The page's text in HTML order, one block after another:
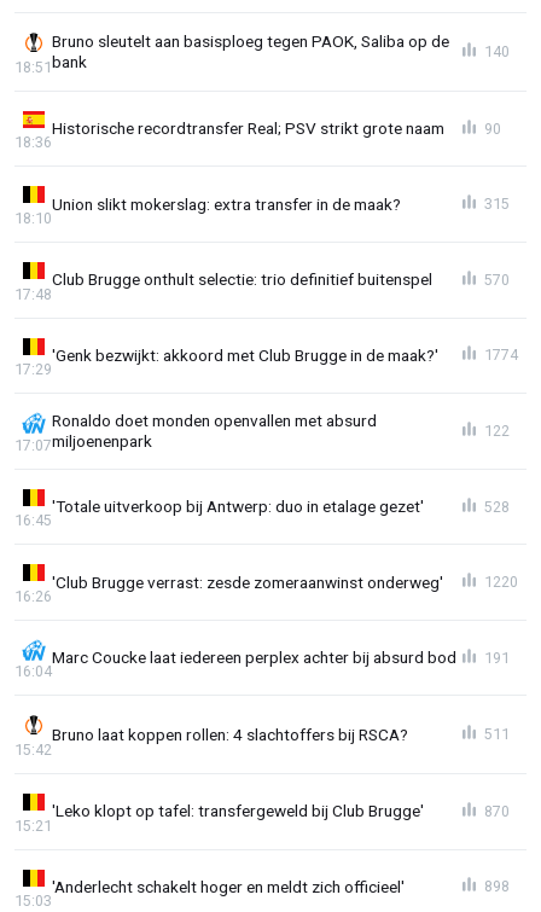
Bruno sleutelt aan basisploeg tegen PAOK, Saliba op de
bank
18:51
140
Historische recordtransfer Real; PSV strikt grote naam
18:36
90
Union slikt mokerslag: extra transfer in de maak?
18:10
315
Club Brugge onthult selectie: trio definitief buitenspel
17:48
570
'Genk bezwijkt: akkoord met Club Brugge in de maak?'
17:29
1774
Ronaldo doet monden openvallen met absurd
miljoenenpark
17:07
122
'Totale uitverkoop bij Antwerp: duo in etalage gezet'
16:45
528
'Club Brugge verrast: zesde zomeraanwinst onderweg'
16:26
1220
Marc Coucke laat iedereen perplex achter bij absurd bod
16:04
191
Bruno laat koppen rollen: 4 slachtoffers bij RSCA?
15:42
511
'Leko klopt op tafel: transfergeweld bij Club Brugge'
15:21
870
'Anderlecht schakelt hoger en meldt zich officieel'
15:03
898